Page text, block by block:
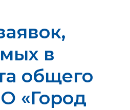
в
общего
«Город